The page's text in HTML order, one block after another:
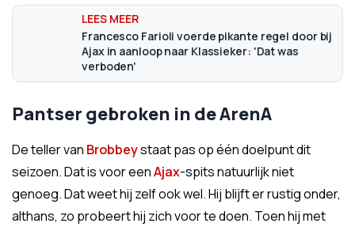
Francesco Farioli voerde pikante regel door bij
Ajax in aanloop naar Klassieker: 'Dat was
verboden'
Pantser gebroken in de ArenA
De teller van Brobbeystaat pas op één doelpunt dit
seizoen. Dat is voor eenAjax-spits natuurlijk niet
genoeg. Dat weet hij zelf ook wel. Hij blijft er rustig onder,
althans, zo probeert hij zich voor te doen. Toen hij met